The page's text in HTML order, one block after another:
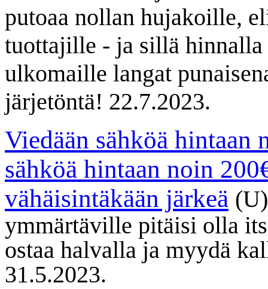
putoaa nollan hujakoille,
tuottajille - ja sillä hinnalla
ulkomaille langat
järjetöntä! 22.7.2023.
Viedään sähköä
sähköä hintaan noin
vähäisintäkään järkeä
ymmärtäville pitäisi olla
ostaa halvalla ja myydä
31.5.2023.